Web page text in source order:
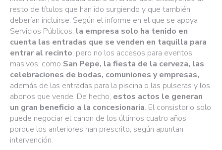
resto de títulos que han ido surgiendo y que también
deberían incluirse. Según el informe en el que se apoya
Servicios Públicos, la empresa solo ha tenido en
cuenta las entradas que se venden en taquilla para
entrar al recinto, pero no los accesos para eventos
masivos, como San Pepe, la fiesta de la cerveza, las
celebraciones de bodas, comuniones y empresas,
además de las entradas para la piscina o las pulseras y los
abonos que vende. De hecho, estos actos le generan
un gran beneficio a la concesionaria. El consistorio solo
puede negociar el canon de los últimos cuatro años
porque los anteriores han prescrito, según apuntan
intervención.